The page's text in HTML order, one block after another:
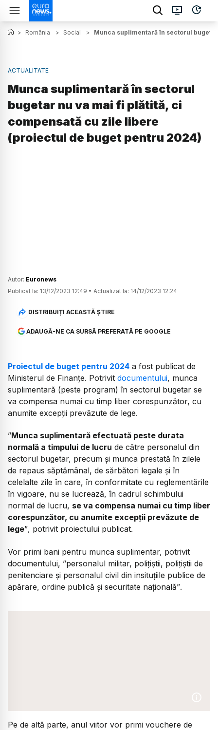
> România > Social > Munca suplimentară în sectorul
ACTUALITATE
Munca suplimentară în sectorul
bugetar nu va mai fi plătită, ci
compensată cu zile libere
(proiectul de buget pentru 2024)
Autor: Euronews
Publicat la: 13/12/2023 12:49 • Actualizat la: 14/12/2023 12:24
DISTRIBUIȚI ACEASTĂ ȘTIRE
ADAUGĂ-NE CA SURSĂ PREFERATĂ PE GOOGLE
Proiectul de buget pentru 2024 a fost publicat de
Ministerul de Finanțe. Potrivit documentului, munca
suplimentară (peste program) în sectorul bugetar se
va compensa numai cu timp liber corespunzător, cu
anumite excepţii prevăzute de lege.
”Munca suplimentară efectuată peste durata
normală a timpului de lucru de către personalul din
sectorul bugetar, precum şi munca prestată în zilele
de repaus săptămânal, de sărbători legale şi în
celelalte zile în care, în conformitate cu reglementările
în vigoare, nu se lucrează, în cadrul schimbului
normal de lucru, se va compensa numai cu timp liber
corespunzător, cu anumite excepţii prevăzute de
lege”, potrivit proiectului publicat.
Vor primi bani pentru munca suplimentar, potrivit
documentului, ”personalul militar, polițiștii, polițiștii de
penitenciare și personalul civil din insituțiile publice de
apărare, ordine publică și securitate națională”.
Pe de altă parte, anul viitor vor primi vouchere de